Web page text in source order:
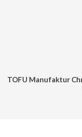
TOFU Manufaktur